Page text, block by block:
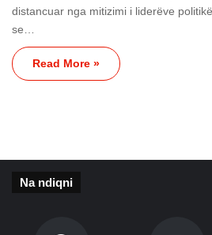
distancuar nga mitizimi i liderëve
se…
Read More »
Na ndiqni